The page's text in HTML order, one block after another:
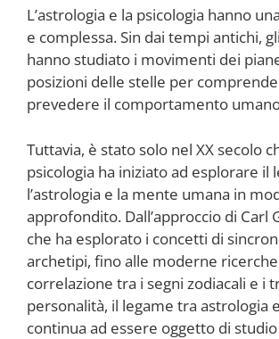
L’astrologia e la psicologia hanno
e complessa. Sin dai tempi antichi,
hanno studiato i movimenti dei
posizioni delle stelle per
prevedere il comportamento
Tuttavia, è stato solo nel XX secolo
psicologia ha iniziato ad esplorare il
l’astrologia e la mente umana in
approfondito. Dall’approccio di Carl
che ha esplorato i concetti di
archetipi, fino alle moderne
correlazione tra i segni zodiacali e i
personalità, il legame tra astrologia
continua ad essere oggetto di